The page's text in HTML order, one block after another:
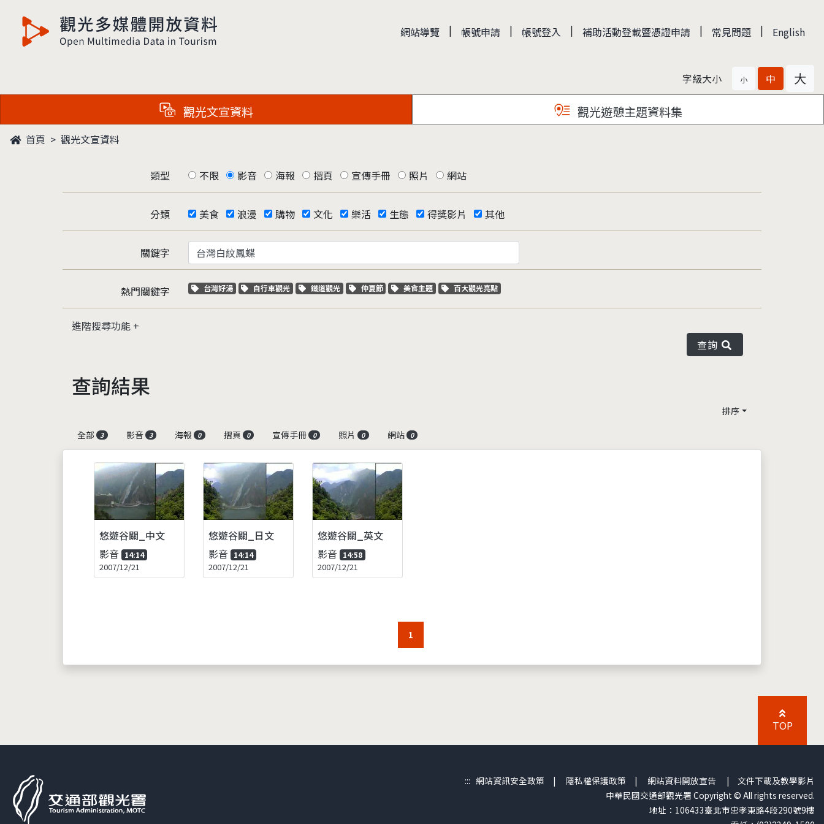
觀光多媒體開放資料 網站導覽 | 帳號申請 | 帳號登入 | 補助活動登載暨憑證申請 | 常見問題 | English
字級大小 小 中 大
觀光文宣資料 觀光遊憩主題資料集
首頁 觀光文宣資料
類型 不限 影音 海報 摺頁 宣傳手冊 照片 網站
分類 美食 浪漫 購物 文化 樂活 生態 得獎影片 其他
關鍵字
熱門關鍵字 關鍵字標籤
台灣好湯 關鍵字標籤
自行車觀光 關鍵字標籤
鐵道觀光 關鍵字標籤
仲夏節 關鍵字標籤
美食主題 關鍵字標籤
百大觀光亮點
進階搜尋功能
查詢
查詢結果
排序
全部
3 影音 3 海報 0 摺頁 0 宣傳手冊 0 照片 0 網站 0
悠遊谷關_中文
影音 14:14
2007/12/21
悠遊谷關_日文
影音 14:14
2007/12/21
悠遊谷關_英文
影音 14:58
2007/12/21
1
TOP
::: 網站資訊安全政策 | 隱私權保護政策 | 網站資料開放宣告 | 文件下載及教學影片
中華民國交通部觀光署 Copyright © All rights reserved.
地址：106433臺北市忠孝東路4段290號9樓